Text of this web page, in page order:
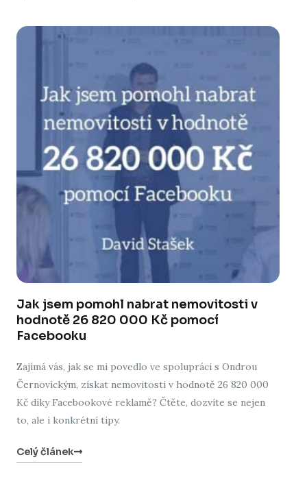
Jak jsem pomohl nabrat nemovitosti v
hodnotě 26 820 000 Kč pomocí
Facebooku
Zajímá vás, jak se mi povedlo ve spolupráci s Ondrou
Černovickým, získat nemovitosti v hodnotě 26 820 000
Kč díky Facebookové reklamě? Čtěte, dozvíte se nejen
to, ale i konkrétní tipy.
Celý článek